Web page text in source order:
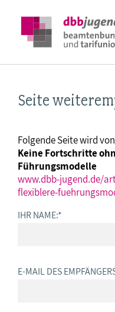
Seite
Folgende Seite wird
Keine Fortschritte
Führungsmodelle
www.dbb-jugend.de/
flexiblere-
IHR NAME:*
E-MAIL DES